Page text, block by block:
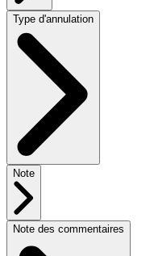
Type d'annulation
Note
Note des commentaires